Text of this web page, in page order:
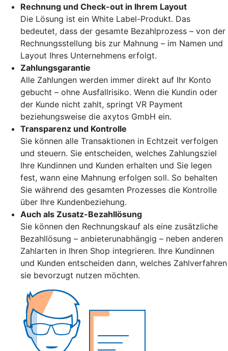
Rechnung und Check-out in Ihrem Layout
Die Lösung ist ein White Label-Produkt. Das
bedeutet, dass der gesamte Bezahlprozess – von der
Rechnungsstellung bis zur Mahnung – im Namen und
Layout Ihres Unternehmens erfolgt.
Zahlungsgarantie
Alle Zahlungen werden immer direkt auf Ihr Konto
gebucht – ohne Ausfallrisiko. Wenn die Kundin oder
der Kunde nicht zahlt, springt VR Payment
beziehungsweise die axytos GmbH ein.
Transparenz und Kontrolle
Sie können alle Transaktionen in Echtzeit verfolgen
und steuern. Sie entscheiden, welches Zahlungsziel
Ihre Kundinnen und Kunden erhalten und Sie legen
fest, wann eine Mahnung erfolgen soll. So behalten
Sie während des gesamten Prozesses die Kontrolle
über Ihre Kundenbeziehung.
Auch als Zusatz-Bezahllösung
Sie können den Rechnungskauf als eine zusätzliche
Bezahllösung – anbieterunabhängig – neben anderen
Zahlarten in Ihren Shop integrieren. Ihre Kundinnen
und Kunden entscheiden dann, welches Zahlverfahren
sie bevorzugt nutzen möchten.